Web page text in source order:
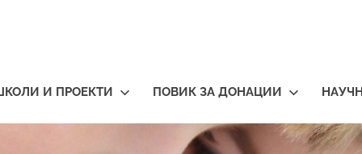
И ПРОЕКТИ ПОВИК ЗА ДОНАЦИИ